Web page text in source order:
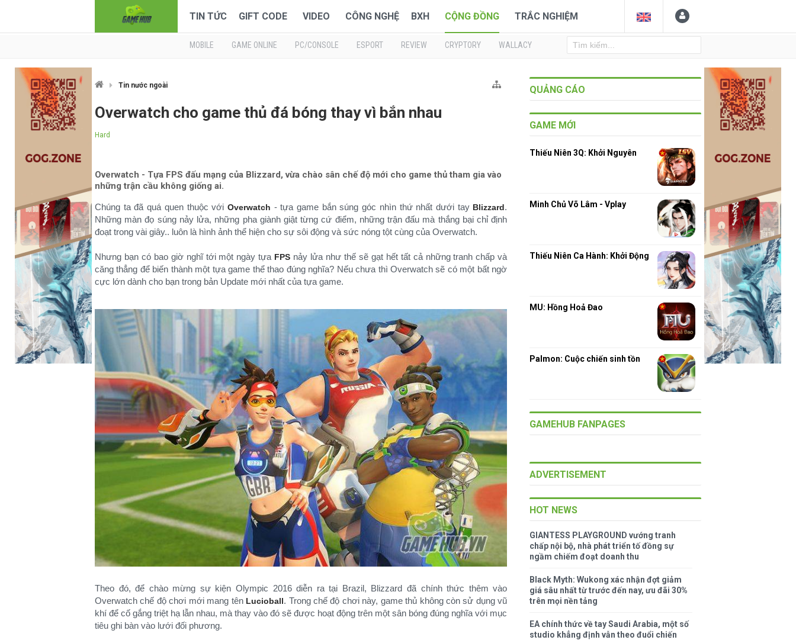
TIN TỨC GIFT CODE VIDEO CÔNG NGHỆ BXH CỘNG ĐỒNG TRẮC NGHIỆM
MOBILE GAME ONLINE PC/CONSOLE ESPORT REVIEW CRYPTORY WALLACY
Tin nước ngoài
Overwatch cho game thủ đá bóng thay vì bắn nhau
Hard
Overwatch - Tựa FPS đấu mạng của Blizzard, vừa chào sân chế độ mới cho game thủ tham gia vào
những trận cầu không giống ai.
Chúng ta đã quá quen thuộc với Overwatch - tựa game bắn súng góc nhìn thứ nhất dưới tay Blizzard.
Những màn đọ súng nảy lửa, những pha giành giật từng cứ điểm, những trận đấu mà thắng bại chỉ định
đoạt trong vài giây.. luôn là hình ảnh thể hiện cho sự sôi động và sức nóng tột cùng của Overwatch.
Nhưng bạn có bao giờ nghĩ tới một ngày tựa FPS nảy lửa như thế sẽ gạt hết tất cả những tranh chấp và
căng thẳng để biến thành một tựa game thể thao đúng nghĩa? Nếu chưa thì Overwatch sẽ có một bất ngờ
cực lớn dành cho bạn trong bản Update mới nhất của tựa game.
Theo đó, để chào mừng sự kiện Olympic 2016 diễn ra tại Brazil, Blizzard đã chính thức thêm vào
Overwatch chế độ chơi mới mang tên Lucioball. Trong chế độ chơi này, game thủ không còn sử dụng vũ
khí để cố gắng triệt hạ lẫn nhau, mà thay vào đó sẽ được hoạt động trên một sân bóng đúng nghĩa với mục
tiêu ghi bàn vào lưới đối phương.
QUẢNG CÁO
GAME MỚI
Thiếu Niên 3Q: Khởi Nguyên
Minh Chủ Võ Lâm - Vplay
Thiếu Niên Ca Hành: Khởi Động
MU: Hồng Hoả Đao
Palmon: Cuộc chiến sinh tồn
GAMEHUB FANPAGES
ADVERTISEMENT
HOT NEWS
GIANTESS PLAYGROUND vướng tranh
chấp nội bộ, nhà phát triển tố đồng sự
ngầm chiếm đoạt doanh thu
Black Myth: Wukong xác nhận đợt giảm
giá sâu nhất từ trước đến nay, ưu đãi 30%
trên mọi nền tảng
EA chính thức về tay Saudi Arabia, một số
studio khẳng định vẫn theo đuổi chiến